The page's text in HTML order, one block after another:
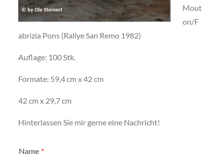
Mout
on/F
abrizia Pons (Rallye San Remo 1982)
Auflage: 100 Stk.
Formate: 59,4 cm x 42 cm
42 cm x 29,7 cm
Hinterlassen Sie mir gerne eine Nachricht!
Name *